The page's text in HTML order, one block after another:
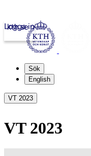
kth.se
Logga in
Sök
English
VT 2023
VT 2023